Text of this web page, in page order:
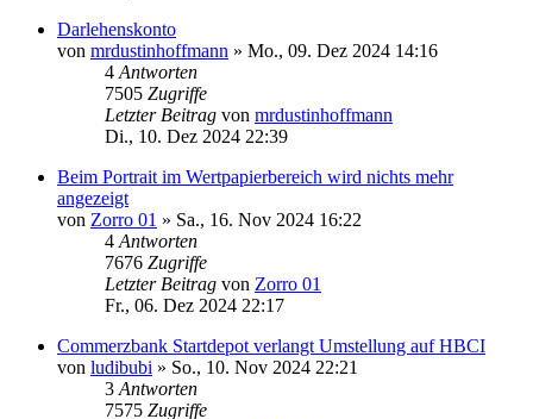
Darlehenskonto
von mrdustinhoffmann » Mo., 09. Dez 2024 14:16
4 Antworten
7505 Zugriffe
Letzter Beitrag von mrdustinhoffmann
Di., 10. Dez 2024 22:39
Beim Portrait im Wertpapierbereich wird nichts mehr
angezeigt
von Zorro 01 » Sa., 16. Nov 2024 16:22
4 Antworten
7676 Zugriffe
Letzter Beitrag von Zorro 01
Fr., 06. Dez 2024 22:17
Commerzbank Startdepot verlangt Umstellung auf HBCI
von ludibubi » So., 10. Nov 2024 22:21
3 Antworten
7575 Zugriffe